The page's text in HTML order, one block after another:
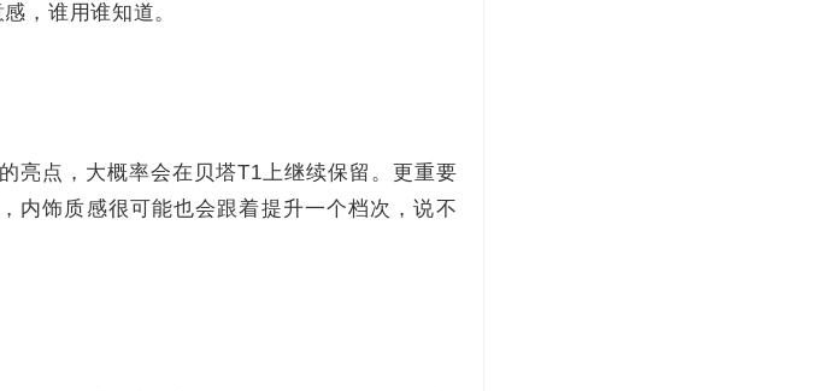
，谁用谁知道。
亮点，大概率会在贝塔T1上继续保留。更重要
内饰质感很可能也会跟着提升一个档次，说不